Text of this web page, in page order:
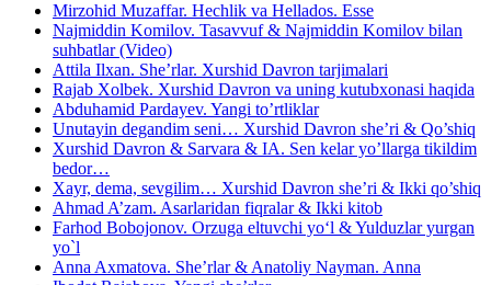
Mirzohid Muzaffar. Hechlik va Hellados. Esse
Najmiddin Komilov. Tasavvuf & Najmiddin Komilov bilan
suhbatlar (Video)
Attila Ilxan. She’rlar. Xurshid Davron tarjimalari
Rajab Xolbek. Xurshid Davron va uning kutubxonasi haqida
Abduhamid Pardayev. Yangi to’rtliklar
Unutayin degandim seni… Xurshid Davron she’ri & Qo’shiq
Xurshid Davron & Sarvara & IA. Sen kelar yo’llarga tikildim
bedor…
Xayr, dema, sevgilim… Xurshid Davron she’ri & Ikki qo’shiq
Ahmad A’zam. Asarlaridan fiqralar & Ikki kitob
Farhod Bobojonov. Orzuga eltuvchi yo‘l & Yulduzlar yurgan
yo`l
Anna Axmatova. She’rlar & Anatoliy Nayman. Anna